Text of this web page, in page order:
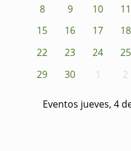
8
9 10 11
15
16 17 18
22
23 24 25
29
30 1 2
Eventos jueves, 4